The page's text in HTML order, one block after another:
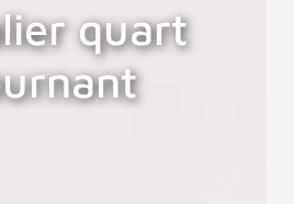
quart